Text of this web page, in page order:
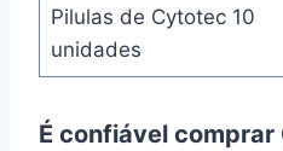
Pilulas de Cytotec 10
unidades
É confiável